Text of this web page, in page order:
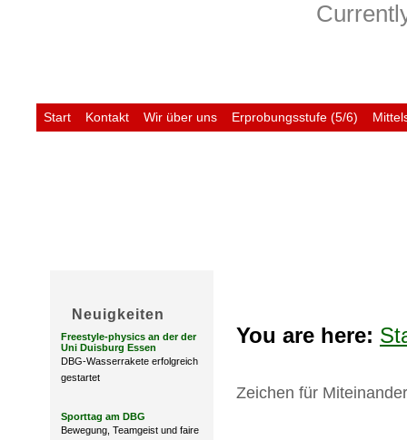
Start Kontakt Wir über uns Erprobungsstufe (5/6)
Neuigkeiten
Freestyle-physics an der der
Uni Duisburg Essen
DBG-Wasserrakete erfolgreich
gestartet
Sporttag am DBG
Bewegung, Teamgeist und faire
You are here:
Zeichen für Miteinander